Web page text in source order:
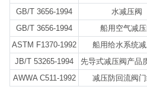
GB/T 3656-1994
水减压阀
GB/T 3656-1994
船用空气减
ASTM F1370-1992
船用给水系统
JB/T 53265-1994
先导式减压阀产品
AWWA C511-1992
减压防回流阀